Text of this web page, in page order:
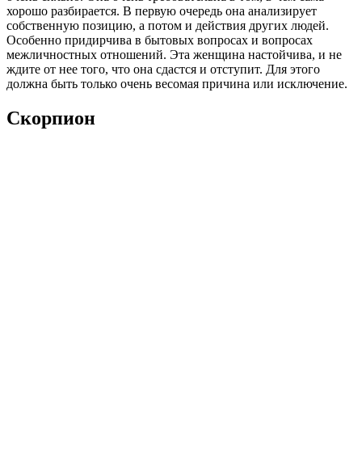
хорошо разбирается. В первую очередь она анализирует
собственную позицию, а потом и действия других людей.
Особенно придирчива в бытовых вопросах и вопросах
межличностных отношений. Эта женщина настойчива, и не
ждите от нее того, что она сдастся и отступит. Для этого
должна быть только очень весомая причина или исключение.
Скорпион